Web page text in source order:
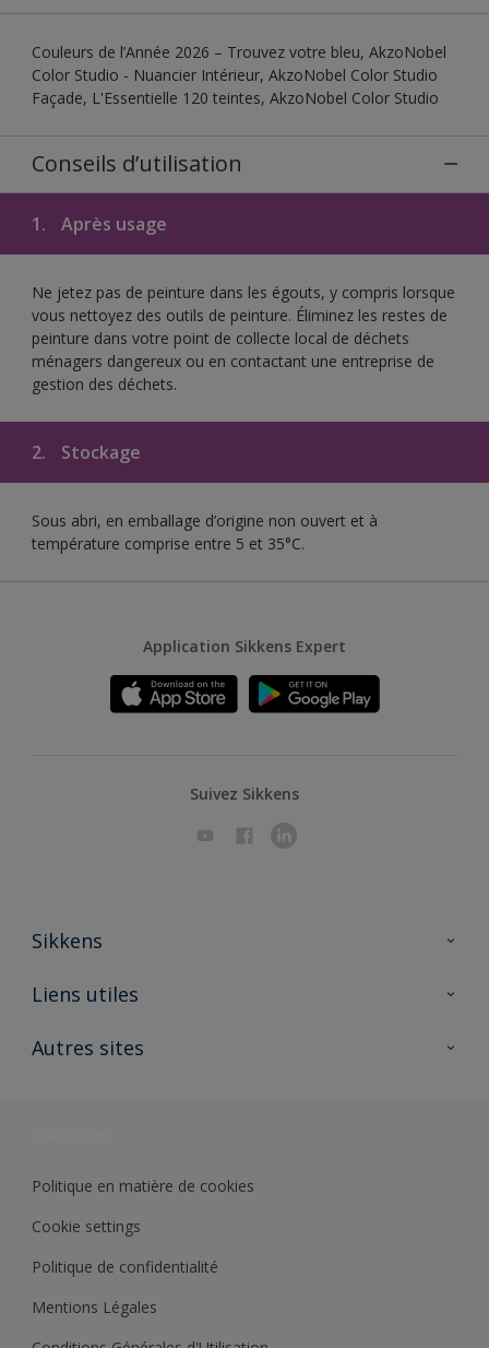
Couleurs de l’Année 2026 – Trouvez votre bleu, AkzoNobel
Color Studio - Nuancier Intérieur, AkzoNobel Color Studio
Façade, L'Essentielle 120 teintes, AkzoNobel Color Studio
Conseils d’utilisation
1. Après usage
Ne jetez pas de peinture dans les égouts, y compris lorsque
vous nettoyez des outils de peinture. Éliminez les restes de
peinture dans votre point de collecte local de déchets
ménagers dangereux ou en contactant une entreprise de
gestion des déchets.
2. Stockage
Sous abri, en emballage d’origine non ouvert et à
température comprise entre 5 et 35°C.
Application Sikkens Expert
Suivez Sikkens
Sikkens
A propos de Sikkens
Liens utiles
Ouvrir un magasin PASS
Autres sites
Politique en matière de cookies
Cookie settings
Politique de confidentialité
Mentions Légales